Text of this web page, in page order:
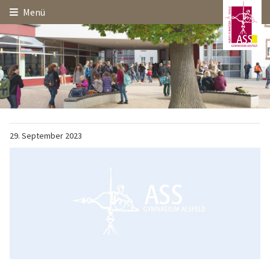
Startseite
Hauptinhalt
Menü
Themennavigation
29. September 2023